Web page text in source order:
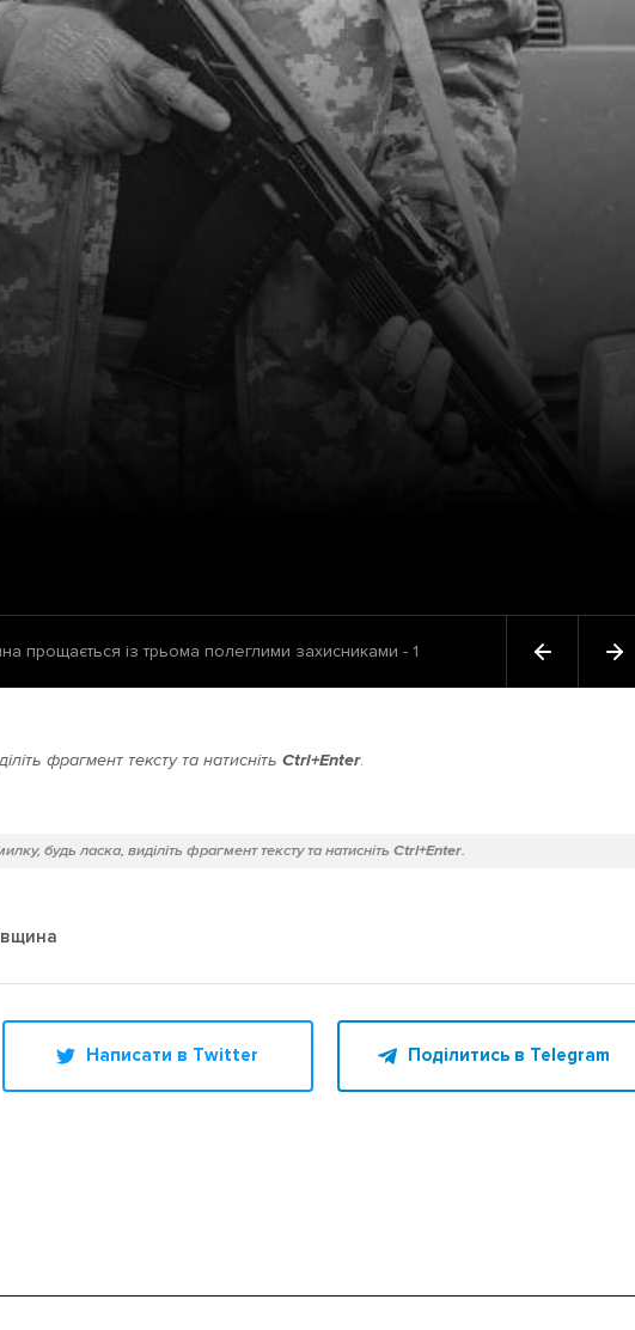
прощається із трьома полеглими захисниками - 1
фрагмент тексту та натисніть Ctrl+Enter.
будь ласка, виділіть фрагмент тексту та натисніть Ctrl+Enter.
Написати в Twitter Поділитись в Telegram